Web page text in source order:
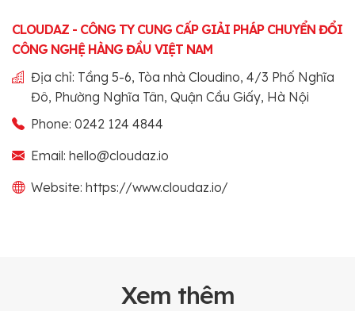
CLOUDAZ - CÔNG TY CUNG CẤP GIẢI PHÁP CHUYỂN ĐỔI
CÔNG NGHỆ HÀNG ĐẦU VIỆT NAM
Địa chỉ: Tầng 5-6, Tòa nhà Cloudino, 4/3 Phố Nghĩa
Đô, Phường Nghĩa Tân, Quận Cầu Giấy, Hà Nội
Phone: 0242 124 4844
Email: hello@cloudaz.io
Website: https://www.cloudaz.io/
Xem thêm